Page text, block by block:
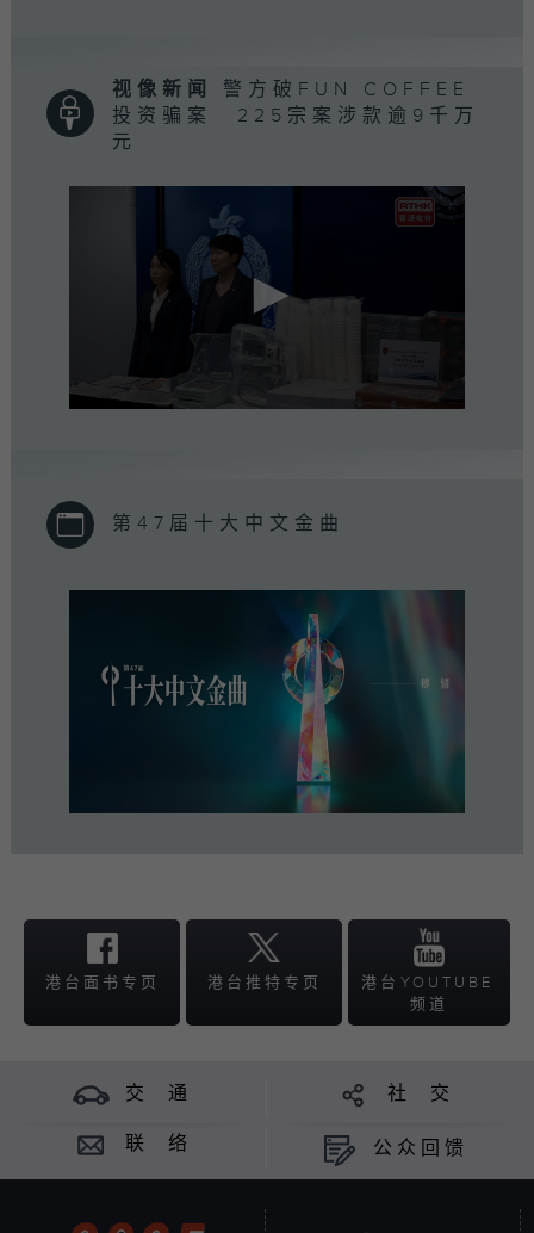
视像新闻
警方破FUN COFFEE
投资骗案 225宗案涉款逾9千万
元
第47届十大中文金曲
港台面书 专页 港台推特 专页 港台 YOUTUBE
频道
交 通 社 交
联 络 公众回馈